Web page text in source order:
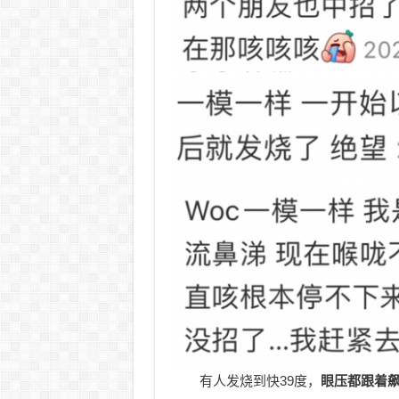
有人发烧到快39度， 眼压都跟着